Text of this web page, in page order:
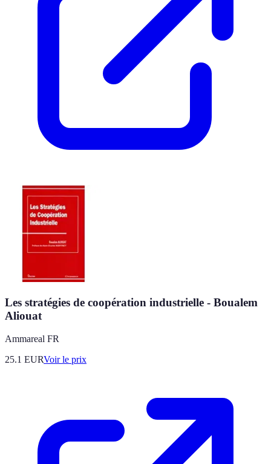
Les stratégies de coopération industrielle - Boualem
Aliouat
Ammareal FR
25.1 EURVoir le prix